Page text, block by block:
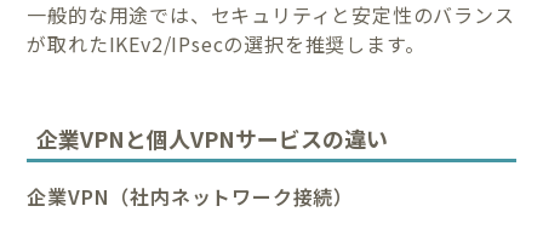
一般的な用途では、セキュリティと安定性のバランス
が取れたIKEv2/IPsecの選択を推奨します。
企業VPNと個人VPNサービスの違い
企業VPN（社内ネットワーク接続）